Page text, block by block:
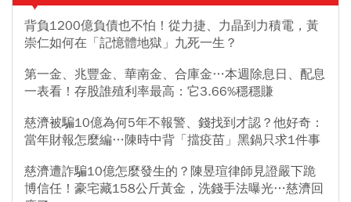
背負1200億負債也不怕！從力捷、力晶到力積電，黃
崇仁如何在「記憶體地獄」九死一生？
第一金、兆豐金、華南金、合庫金…本週除息日、配息
一表看！存股誰殖利率最高：它3.66%穩穩賺
慈濟被騙10億為何5年不報警、錢找到才認？他好奇：
當年財報怎麼編…陳時中背「擋疫苗」黑鍋只求1件事
慈濟遭詐騙10億怎麼發生的？陳昱瑄律師見證嚴下跪
博信任！豪宅藏158公斤黃金，洗錢手法曝光…慈濟回